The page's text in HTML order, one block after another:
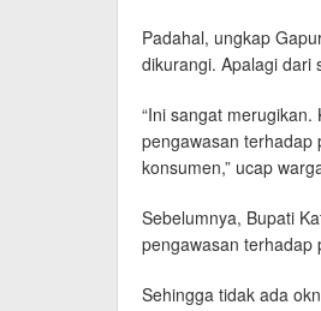
Padahal, ungkap
dikurangi. Apalagi dari
“Ini sangat
pengawasan terhadap
konsumen,” ucap
Sebelumnya, Bupati
pengawasan terhadap
Sehingga tidak ada